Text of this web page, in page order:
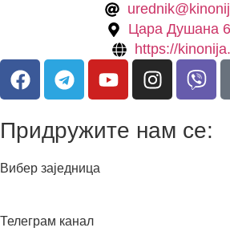
Цара Душана
https://
Придружите нам се:
Вибер заједница
Телеграм канал